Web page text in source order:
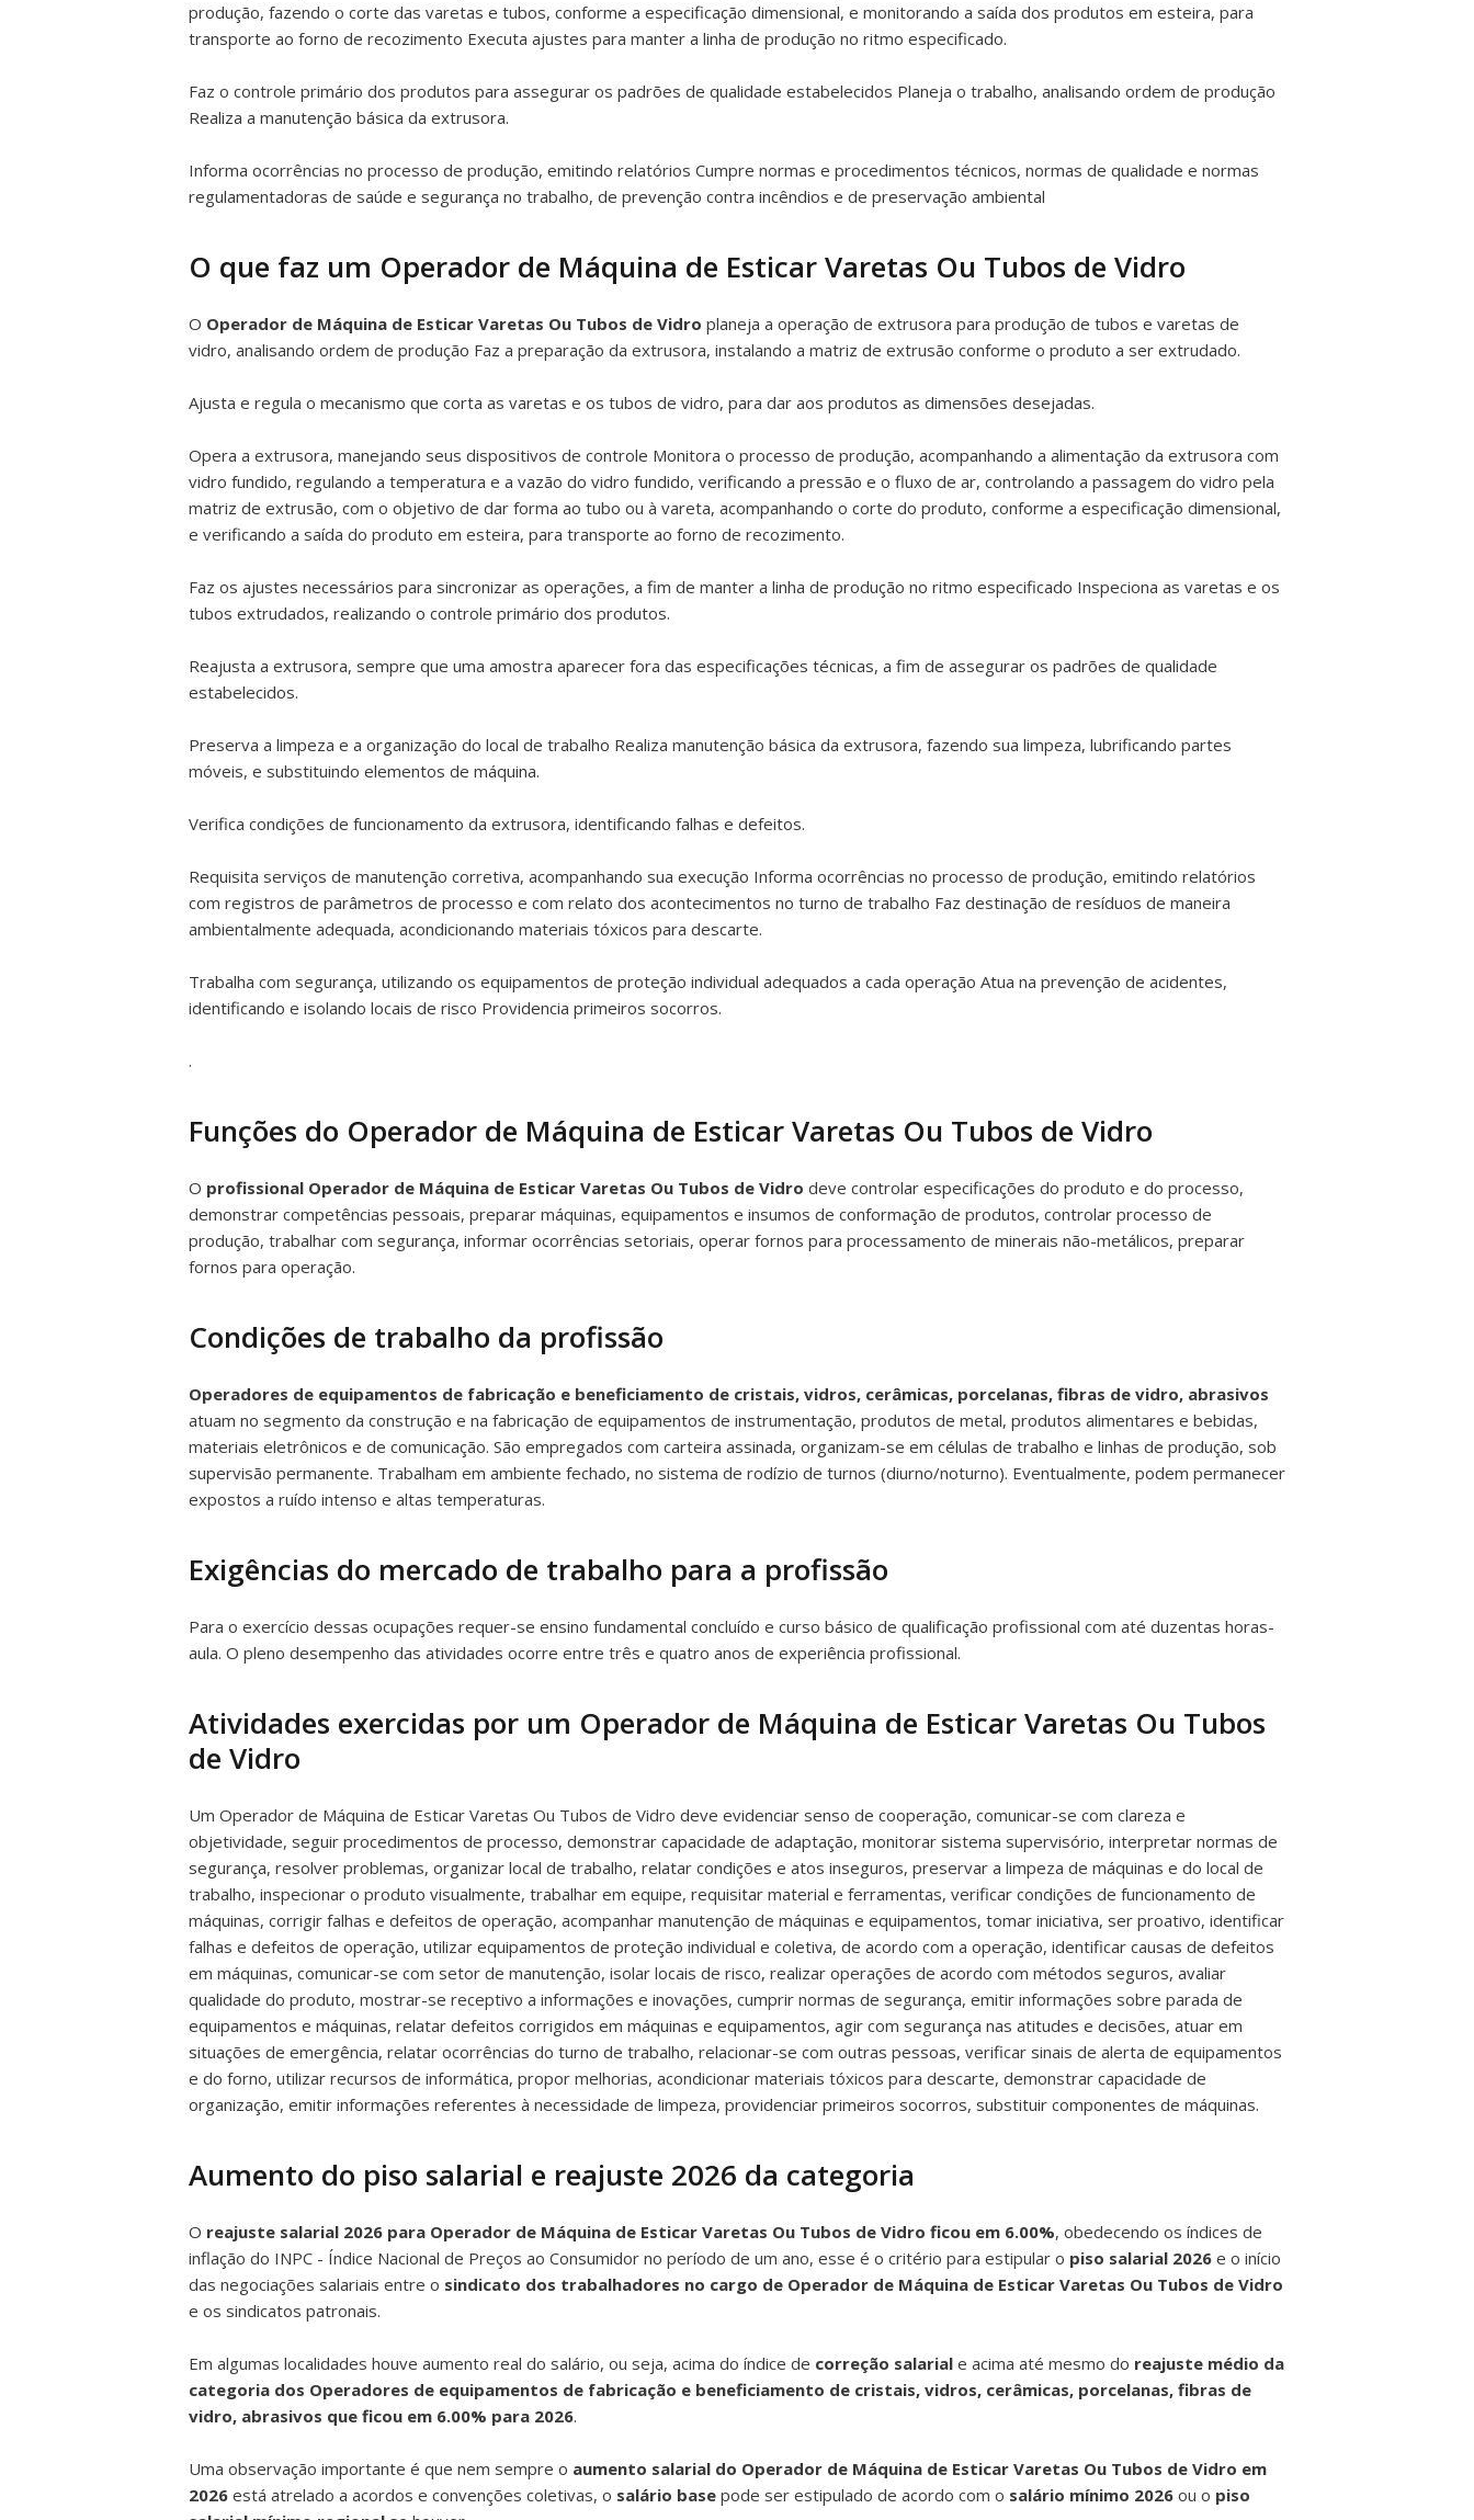
produção, fazendo o corte das varetas e tubos, conforme a especificação dimensional, e monitorando a saída dos produtos em esteira, para
transporte ao forno de recozimento Executa ajustes para manter a linha de produção no ritmo especificado.
Faz o controle primário dos produtos para assegurar os padrões de qualidade estabelecidos Planeja o trabalho, analisando ordem de produção
Realiza a manutenção básica da extrusora.
Informa ocorrências no processo de produção, emitindo relatórios Cumpre normas e procedimentos técnicos, normas de qualidade e normas
regulamentadoras de saúde e segurança no trabalho, de prevenção contra incêndios e de preservação ambiental
O que faz um Operador de Máquina de Esticar Varetas Ou Tubos de Vidro
O Operador de Máquina de Esticar Varetas Ou Tubos de Vidro planeja a operação de extrusora para produção de tubos e varetas de
vidro, analisando ordem de produção Faz a preparação da extrusora, instalando a matriz de extrusão conforme o produto a ser extrudado.
Ajusta e regula o mecanismo que corta as varetas e os tubos de vidro, para dar aos produtos as dimensões desejadas.
Opera a extrusora, manejando seus dispositivos de controle Monitora o processo de produção, acompanhando a alimentação da extrusora com
vidro fundido, regulando a temperatura e a vazão do vidro fundido, verificando a pressão e o fluxo de ar, controlando a passagem do vidro pela
matriz de extrusão, com o objetivo de dar forma ao tubo ou à vareta, acompanhando o corte do produto, conforme a especificação dimensional,
e verificando a saída do produto em esteira, para transporte ao forno de recozimento.
Faz os ajustes necessários para sincronizar as operações, a fim de manter a linha de produção no ritmo especificado Inspeciona as varetas e os
tubos extrudados, realizando o controle primário dos produtos.
Reajusta a extrusora, sempre que uma amostra aparecer fora das especificações técnicas, a fim de assegurar os padrões de qualidade
estabelecidos.
Preserva a limpeza e a organização do local de trabalho Realiza manutenção básica da extrusora, fazendo sua limpeza, lubrificando partes
móveis, e substituindo elementos de máquina.
Verifica condições de funcionamento da extrusora, identificando falhas e defeitos.
Requisita serviços de manutenção corretiva, acompanhando sua execução Informa ocorrências no processo de produção, emitindo relatórios
com registros de parâmetros de processo e com relato dos acontecimentos no turno de trabalho Faz destinação de resíduos de maneira
ambientalmente adequada, acondicionando materiais tóxicos para descarte.
Trabalha com segurança, utilizando os equipamentos de proteção individual adequados a cada operação Atua na prevenção de acidentes,
identificando e isolando locais de risco Providencia primeiros socorros.
.
Funções do Operador de Máquina de Esticar Varetas Ou Tubos de Vidro
O profissional Operador de Máquina de Esticar Varetas Ou Tubos de Vidro deve controlar especificações do produto e do processo,
demonstrar competências pessoais, preparar máquinas, equipamentos e insumos de conformação de produtos, controlar processo de
produção, trabalhar com segurança, informar ocorrências setoriais, operar fornos para processamento de minerais não-metálicos, preparar
fornos para operação.
Condições de trabalho da profissão
Operadores de equipamentos de fabricação e beneficiamento de cristais, vidros, cerâmicas, porcelanas, fibras de vidro, abrasivos
atuam no segmento da construção e na fabricação de equipamentos de instrumentação, produtos de metal, produtos alimentares e bebidas,
materiais eletrônicos e de comunicação. São empregados com carteira assinada, organizam-se em células de trabalho e linhas de produção, sob
supervisão permanente. Trabalham em ambiente fechado, no sistema de rodízio de turnos (diurno/noturno). Eventualmente, podem permanecer
expostos a ruído intenso e altas temperaturas.
Exigências do mercado de trabalho para a profissão
Para o exercício dessas ocupações requer-se ensino fundamental concluído e curso básico de qualificação profissional com até duzentas horas-
aula. O pleno desempenho das atividades ocorre entre três e quatro anos de experiência profissional.
Atividades exercidas por um Operador de Máquina de Esticar Varetas Ou Tubos
de Vidro
Um Operador de Máquina de Esticar Varetas Ou Tubos de Vidro deve evidenciar senso de cooperação, comunicar-se com clareza e
objetividade, seguir procedimentos de processo, demonstrar capacidade de adaptação, monitorar sistema supervisório, interpretar normas de
segurança, resolver problemas, organizar local de trabalho, relatar condições e atos inseguros, preservar a limpeza de máquinas e do local de
trabalho, inspecionar o produto visualmente, trabalhar em equipe, requisitar material e ferramentas, verificar condições de funcionamento de
máquinas, corrigir falhas e defeitos de operação, acompanhar manutenção de máquinas e equipamentos, tomar iniciativa, ser proativo, identificar
falhas e defeitos de operação, utilizar equipamentos de proteção individual e coletiva, de acordo com a operação, identificar causas de defeitos
em máquinas, comunicar-se com setor de manutenção, isolar locais de risco, realizar operações de acordo com métodos seguros, avaliar
qualidade do produto, mostrar-se receptivo a informações e inovações, cumprir normas de segurança, emitir informações sobre parada de
equipamentos e máquinas, relatar defeitos corrigidos em máquinas e equipamentos, agir com segurança nas atitudes e decisões, atuar em
situações de emergência, relatar ocorrências do turno de trabalho, relacionar-se com outras pessoas, verificar sinais de alerta de equipamentos
e do forno, utilizar recursos de informática, propor melhorias, acondicionar materiais tóxicos para descarte, demonstrar capacidade de
organização, emitir informações referentes à necessidade de limpeza, providenciar primeiros socorros, substituir componentes de máquinas.
Aumento do piso salarial e reajuste 2026 da categoria
O reajuste salarial 2026 para Operador de Máquina de Esticar Varetas Ou Tubos de Vidro ficou em 6.00%, obedecendo os índices de
inflação do INPC - Índice Nacional de Preços ao Consumidor no período de um ano, esse é o critério para estipular o piso salarial 2026 e o início
das negociações salariais entre o sindicato dos trabalhadores no cargo de Operador de Máquina de Esticar Varetas Ou Tubos de Vidro
e os sindicatos patronais.
Em algumas localidades houve aumento real do salário, ou seja, acima do índice de correção salarial e acima até mesmo do reajuste médio da
categoria dos Operadores de equipamentos de fabricação e beneficiamento de cristais, vidros, cerâmicas, porcelanas, fibras de
vidro, abrasivos que ficou em 6.00% para 2026.
Uma observação importante é que nem sempre o aumento salarial do Operador de Máquina de Esticar Varetas Ou Tubos de Vidro em
2026 está atrelado a acordos e convenções coletivas, o salário base pode ser estipulado de acordo com o salário mínimo 2026 ou o piso